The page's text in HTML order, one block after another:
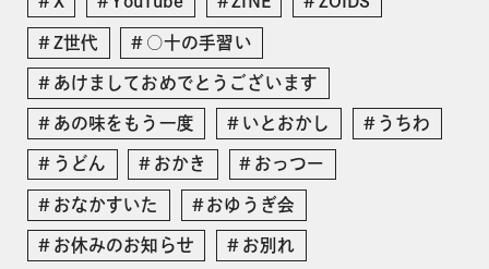
Z世代 ○十の手習い
あけましておめでとうございます
あの味をもう一度 いとおかし うちわ
うどん おかき おっつー
おなかすいた おゆうぎ会
お休みのお知らせ お別れ